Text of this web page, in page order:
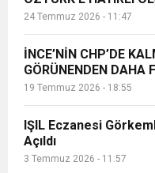
24 Temmuz 2026 - 11:47
İNCE’NİN CHP’DE
GÖRÜNENDEN DAHA
19 Temmuz 2026 - 18:55
IŞIL Eczanesi
Açıldı
3 Temmuz 2026 - 11:57